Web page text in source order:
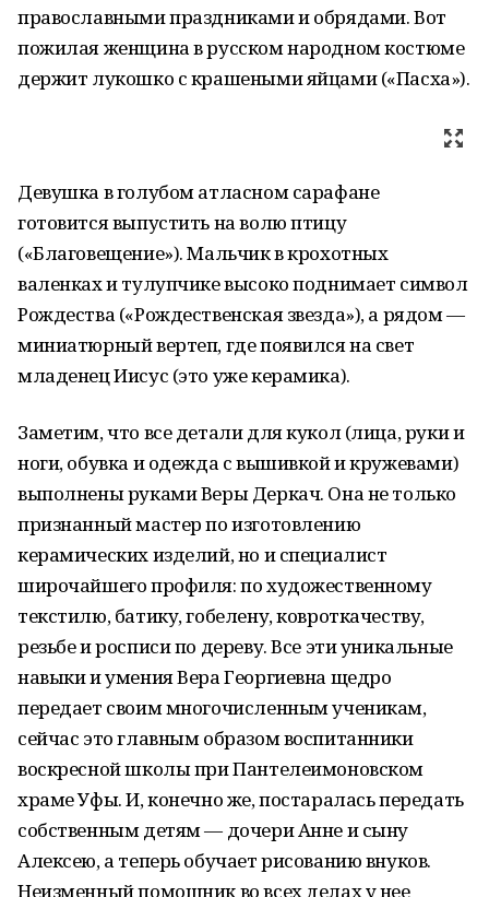
православными праздниками и обрядами. Вот
пожилая женщина в русском народном костюме
держит лукошко с крашеными яйцами («Пасха»).
Девушка в голубом атласном сарафане
готовится выпустить на волю птицу
(«Благовещение»). Мальчик в крохотных
валенках и тулупчике высоко поднимает символ
Рождества («Рождественская звезда»), а рядом —
миниатюрный вертеп, где появился на свет
младенец Иисус (это уже керамика).
Заметим, что все детали для кукол (лица, руки и
ноги, обувка и одежда с вышивкой и кружевами)
выполнены руками Веры Деркач. Она не только
признанный мастер по изготовлению
керамических изделий, но и специалист
широчайшего профиля: по художественному
текстилю, батику, гобелену, ковроткачеству,
резьбе и росписи по дереву. Все эти уникальные
навыки и умения Вера Георгиевна щедро
передает своим многочисленным ученикам,
сейчас это главным образом воспитанники
воскресной школы при Пантелеимоновском
храме Уфы. И, конечно же, постаралась передать
собственным детям — дочери Анне и сыну
Алексею, а теперь обучает рисованию внуков.
Неизменный помощник во всех делах у нее